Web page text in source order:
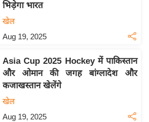
भिड़ेगा भारत
खेल
Aug 19, 2025
Asia Cup 2025 Hockey में पाकिस्तान
और ओमान की जगह बांग्लादेश और
कजाखस्तान खेलेंगे
खेल
Aug 19, 2025